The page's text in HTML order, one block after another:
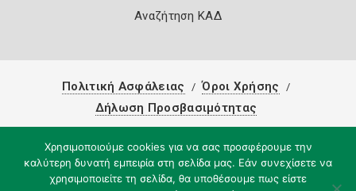
Αναζήτηση ΚΑΔ
Πολιτική Ασφάλειας
Όροι Χρήσης
Δήλωση Προσβασιμότητας
Χρησιμοποιούμε cookies για να σας προσφέρουμε την
καλύτερη δυνατή εμπειρία στη σελίδα μας. Εάν συνεχίσετε να
χρησιμοποιείτε τη σελίδα, θα υποθέσουμε πως είστε